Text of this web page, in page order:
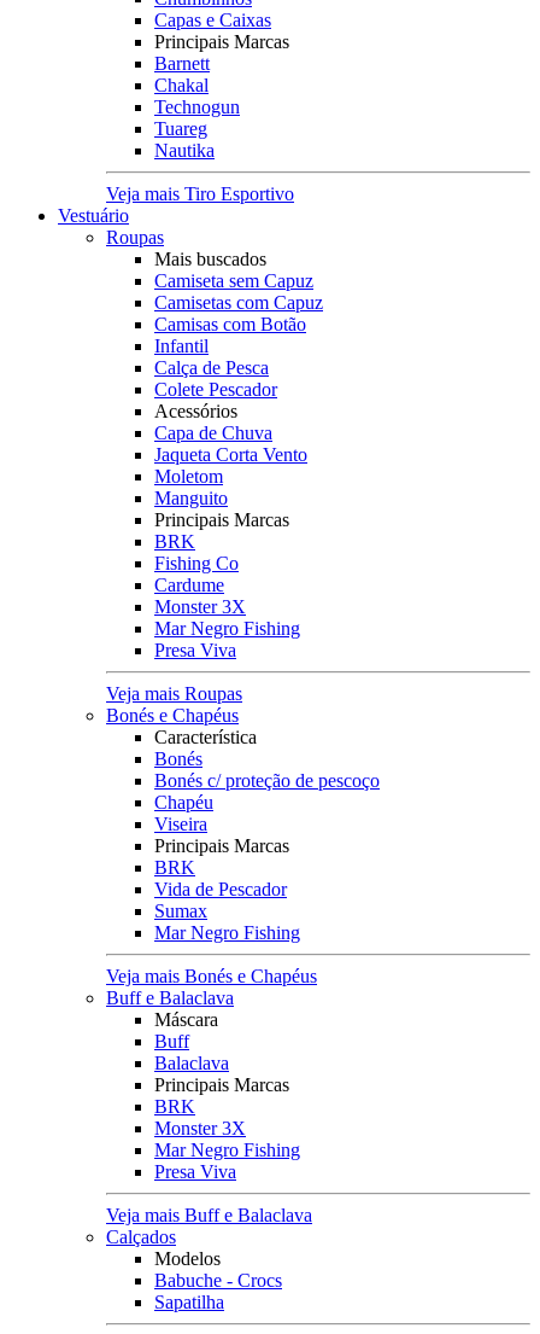
Capas e Caixas
Principais Marcas
Barnett
Chakal
Technogun
Tuareg
Nautika
Veja mais Tiro Esportivo
Vestuário
Roupas
Mais buscados
Camiseta sem Capuz
Camisetas com Capuz
Camisas com Botão
Infantil
Calça de Pesca
Colete Pescador
Acessórios
Capa de Chuva
Jaqueta Corta Vento
Moletom
Manguito
Principais Marcas
BRK
Fishing Co
Cardume
Monster 3X
Mar Negro Fishing
Presa Viva
Veja mais Roupas
Bonés e Chapéus
Característica
Bonés
Bonés c/ proteção de pescoço
Chapéu
Viseira
Principais Marcas
BRK
Vida de Pescador
Sumax
Mar Negro Fishing
Veja mais Bonés e Chapéus
Buff e Balaclava
Máscara
Buff
Balaclava
Principais Marcas
BRK
Monster 3X
Mar Negro Fishing
Presa Viva
Veja mais Buff e Balaclava
Calçados
Modelos
Babuche - Crocs
Sapatilha